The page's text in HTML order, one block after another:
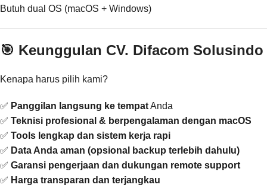
Butuh dual OS (macOS + Windows)
🎯 Keunggulan CV. Difacom Solusindo
Kenapa harus pilih kami?
✅ Panggilan langsung ke tempatAnda
✅ Teknisi profesional & berpengalaman dengan macOS
✅ Tools lengkap dan sistem kerja rapi
✅ Data Anda aman (opsional backup terlebih dahulu)
✅ Garansi pengerjaan dan dukungan remote support
✅ Harga transparan dan terjangkau